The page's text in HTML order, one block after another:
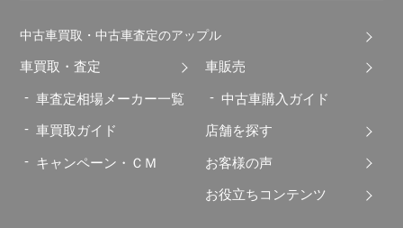
中古車買取・中古車査定のアップル
車買取・査定
車査定相場メーカー一覧
車買取ガイド
キャンペーン・ＣＭ
車販売
中古車購入ガイド
店舗を探す
お客様の声
お役立ちコンテンツ